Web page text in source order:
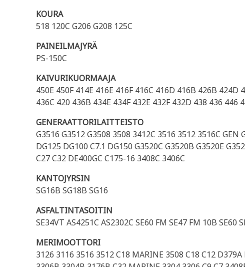
KOURA
518 120C G206 G208 125C
PAINEILMAJYRÄ
PS-150C
KAIVURIKUORMAAJA
450E 450F 414E 416E 416F 416C 416D 416B 426B
436C 420 436B 434E 434F 432E 432F 432D 438 436 446
GENERAATTORILAITTEISTO
G3516 G3512 G3508 3508 3412C 3516 3512 3516C GEN
DG125 DG100 C7.1 DG150 G3520C G3520B G3520E
C27 C32 DE400GC C175-16 3408C 3406C
KANTOJYRSIN
SG16B SG18B SG16
ASFALTINTASOITIN
SE34VT AS4251C AS2302C SE60 FM SE47 FM 10B SE60
MERIMOOTTORI
3126 3116 3516 3512 C18 MARINE 3508 C18 C12